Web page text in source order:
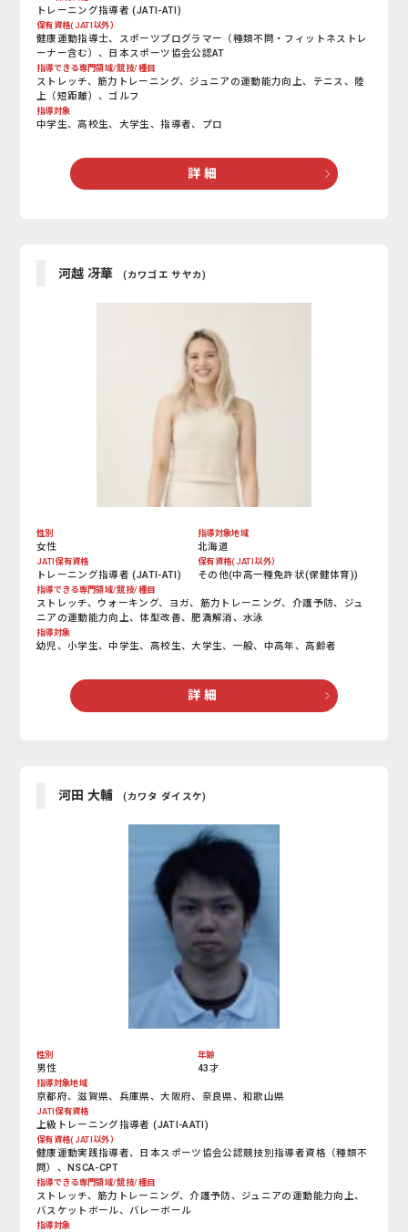
トレーニング指導者 (JATI-ATI)
保有資格(JATI以外）
健康運動指導士、スポーツプログラマー（種類不問・フィットネストレ
ーナー含む）、日本スポーツ協会公認AT
指導できる専門領域/競技/種目
ストレッチ、筋力トレーニング、ジュニアの運動能力向上、テニス、陸
上（短距離）、ゴルフ
指導対象
中学生、高校生、大学生、指導者、プロ
詳 細
河越 冴華 (カワゴエ サヤカ)
性別
女性
指導対象地域
北海道
JATI保有資格
トレーニング指導者 (JATI-ATI)
保有資格(JATI以外）
その他(中高一種免許状(保健体育))
指導できる専門領域/競技/種目
ストレッチ、ウォーキング、ヨガ、筋力トレーニング、介護予防、ジュ
ニアの運動能力向上、体型改善、肥満解消、水泳
指導対象
幼児、小学生、中学生、高校生、大学生、一般、中高年、高齢者
詳 細
河田 大輔 (カワタ ダイスケ)
性別
男性
年齢
43才
指導対象地域
京都府、滋賀県、兵庫県、大阪府、奈良県、和歌山県
JATI保有資格
上級トレーニング指導者 (JATI-AATI)
保有資格(JATI以外）
健康運動実践指導者、日本スポーツ協会公認競技別指導者資格（種類不
問）、NSCA-CPT
指導できる専門領域/競技/種目
ストレッチ、筋力トレーニング、介護予防、ジュニアの運動能力向上、
バスケットボール、バレーボール
指導対象